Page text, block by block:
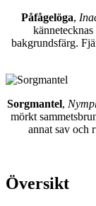
Påfågelöga,
bakgrundsfärg.
Sorgmantel,
mörkt
annat sav och
Översikt